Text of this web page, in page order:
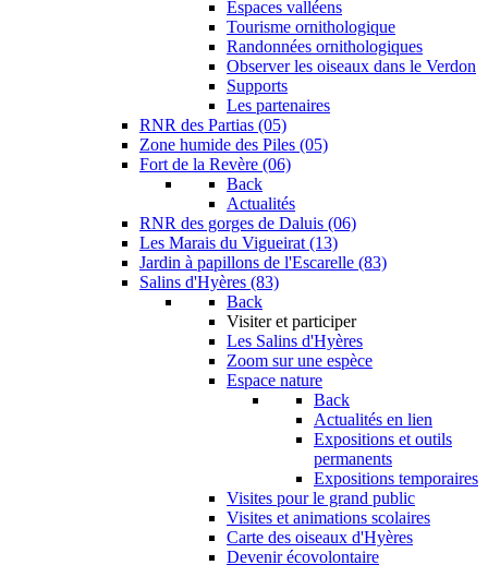
Espaces valléens
Tourisme ornithologique
Randonnées ornithologiques
Observer les oiseaux dans le Verdon
Supports
Les partenaires
RNR des Partias (05)
Zone humide des Piles (05)
Fort de la Revère (06)
Back
Actualités
RNR des gorges de Daluis (06)
Les Marais du Vigueirat (13)
Jardin à papillons de l'Escarelle (83)
Salins d'Hyères (83)
Back
Visiter et participer
Les Salins d'Hyères
Zoom sur une espèce
Espace nature
Back
Actualités en lien
Expositions et outils
permanents
Expositions temporaires
Visites pour le grand public
Visites et animations scolaires
Carte des oiseaux d'Hyères
Devenir écovolontaire